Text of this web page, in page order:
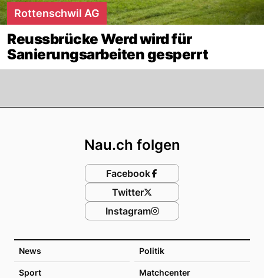
Rottenschwil AG
Reussbrücke Werd wird für
Sanierungsarbeiten gesperrt
News Politik
Sport Matchcenter
Nau.ch folgen
Facebook
Twitter
Instagram